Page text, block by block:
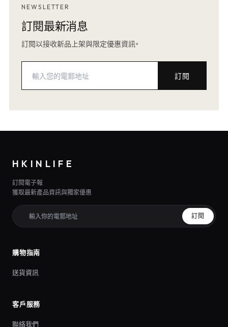
NEWSLETTER
訂閱最新消息
訂閱以接收新品上架與限定優惠資訊。
訂閱
HKINLIFE
訂閱電子報
獲取最新產品資訊與獨家優惠
訂閱
購物指南
送貨資訊
客戶服務
聯絡我們